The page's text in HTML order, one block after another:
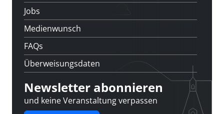
Jobs
Medienwunsch
FAQs
Überweisungsdaten
Newsletter abonnieren
und keine Veranstaltung verpassen